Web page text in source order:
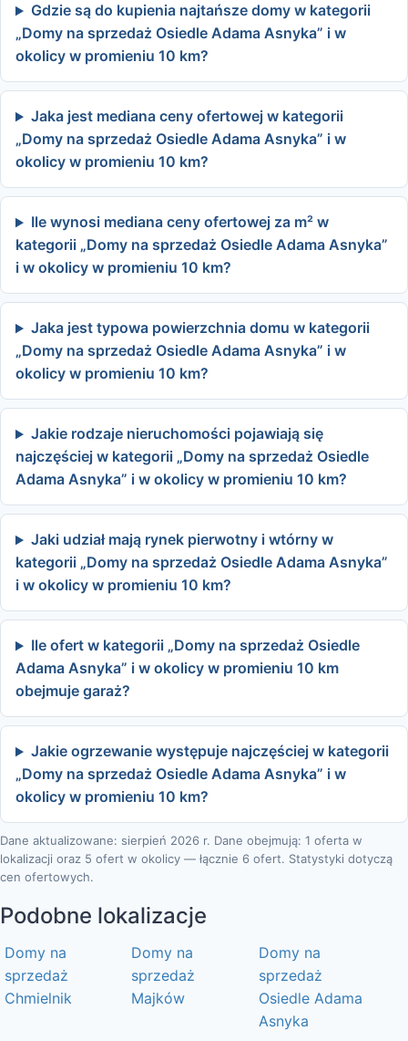
Gdzie są do kupienia najtańsze domy w kategorii
„Domy na sprzedaż Osiedle Adama Asnyka” i w
okolicy w promieniu 10 km?
Jaka jest mediana ceny ofertowej w kategorii
„Domy na sprzedaż Osiedle Adama Asnyka” i w
okolicy w promieniu 10 km?
Ile wynosi mediana ceny ofertowej za m² w
kategorii „Domy na sprzedaż Osiedle Adama Asnyka”
i w okolicy w promieniu 10 km?
Jaka jest typowa powierzchnia domu w kategorii
„Domy na sprzedaż Osiedle Adama Asnyka” i w
okolicy w promieniu 10 km?
Jakie rodzaje nieruchomości pojawiają się
najczęściej w kategorii „Domy na sprzedaż Osiedle
Adama Asnyka” i w okolicy w promieniu 10 km?
Jaki udział mają rynek pierwotny i wtórny w
kategorii „Domy na sprzedaż Osiedle Adama Asnyka”
i w okolicy w promieniu 10 km?
Ile ofert w kategorii „Domy na sprzedaż Osiedle
Adama Asnyka” i w okolicy w promieniu 10 km
obejmuje garaż?
Jakie ogrzewanie występuje najczęściej w kategorii
„Domy na sprzedaż Osiedle Adama Asnyka” i w
okolicy w promieniu 10 km?
Dane aktualizowane: sierpień 2026 r. Dane obejmują: 1 oferta w
lokalizacji oraz 5 ofert w okolicy — łącznie 6 ofert. Statystyki dotyczą
cen ofertowych.
Podobne lokalizacje
Domy na
sprzedaż
Chmielnik
Domy na
sprzedaż
Majków
Domy na
sprzedaż
Osiedle Adama
Asnyka